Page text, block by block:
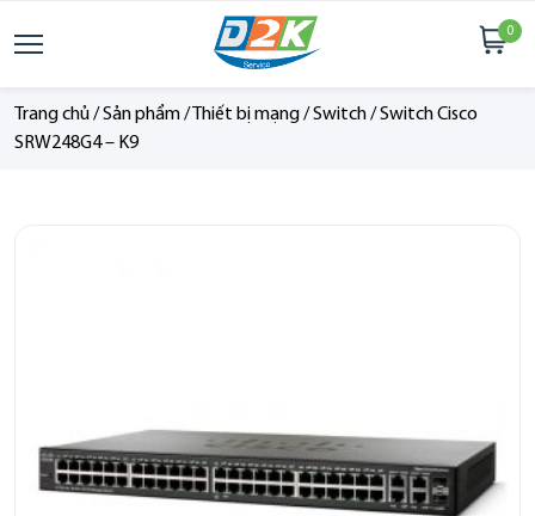
0
Trang chủ/Sản phẩm/ Thiết bị mạng/Switch/Switch Cisco
SRW248G4 – K9